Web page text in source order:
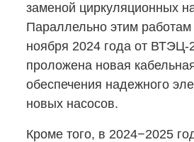
заменой циркуляционных
Параллельно этим работам
ноября 2024 года от ВТЭЦ-
проложена новая
обеспечения надежного
новых насосов.
Кроме того, в 2024−2025